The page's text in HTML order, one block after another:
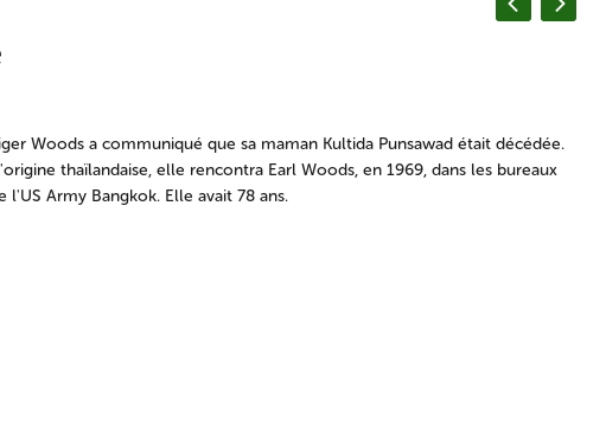
Woods a communiqué que sa maman Kultida Punsawad était décédée.
thaïlandaise, elle rencontra Earl Woods, en 1969, dans les bureaux
l'US Army Bangkok. Elle avait 78 ans.